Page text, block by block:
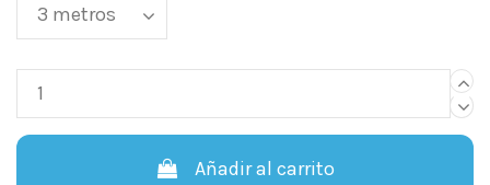
Añadir al carrito